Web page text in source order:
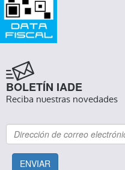
BOLETÍN IADE
Reciba nuestras novedades
ENVIAR